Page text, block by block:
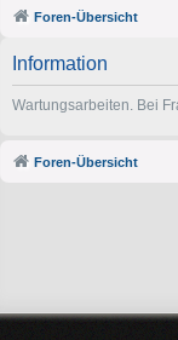
Foren-Übersicht
Information
Wartungsarbeiten. Bei
Foren-Übersicht